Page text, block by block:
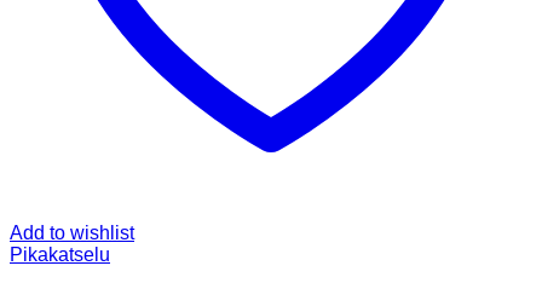
Add to wishlist
Pikakatselu